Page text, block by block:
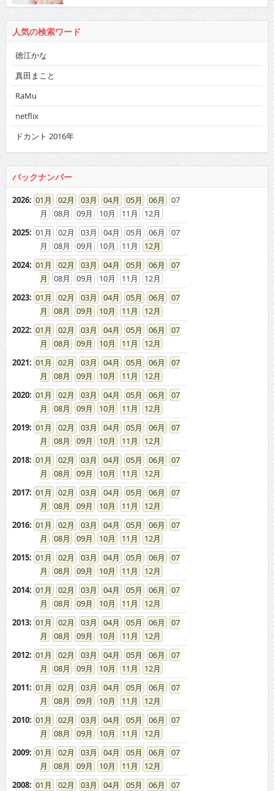
人気の検索ワード
徳江かな
真田まこと
RaMu
netflix
ドカント 2016年
バックナンバー
2026: 01 02 03 04 05 06
07
08
09 10 11
12
2025: 01 02 03 04 05 06
07
08
09 10 11
12
2024: 01 02 03 04 05 06
07
08
09 10 11
12
2023: 01 02 03 04 05 06
07
08
09 10 11
12
2022: 01 02 03 04 05 06
07
08
09 10 11
12
2021: 01 02 03 04 05 06
07
08
09 10 11
12
2020: 01 02 03 04 05 06
07
08
09 10 11
12
2019: 01 02 03 04 05 06
07
08
09 10 11
12
2018: 01 02 03 04 05 06
07
08
09 10 11
12
2017: 01 02 03 04 05 06
07
08
09 10 11
12
2016: 01 02 03 04 05 06
07
08
09 10 11
12
2015: 01 02 03 04 05 06
07
08
09 10 11
12
2014: 01 02 03 04 05 06
07
08
09 10 11
12
2013: 01 02 03 04 05 06
07
08
09 10 11
12
2012: 01 02 03 04 05 06
07
08
09 10 11
12
2011: 01 02 03 04 05 06
07
08
09 10 11
12
2010: 01 02 03 04 05 06
07
08
09 10 11
12
2009: 01 02 03 04 05 06
07
08
09 10 11
12
2008: 01 02 03 04 05 06
07